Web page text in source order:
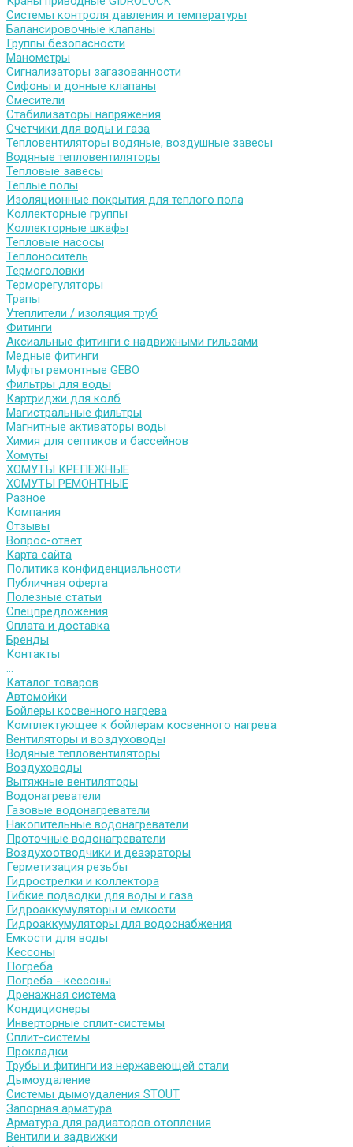
Системы контроля давления и температуры
Балансировочные клапаны
Группы безопасности
Манометры
Сигнализаторы загазованности
Сифоны и донные клапаны
Смесители
Стабилизаторы напряжения
Счетчики для воды и газа
Тепловентиляторы водяные, воздушные завесы
Водяные тепловентиляторы
Тепловые завесы
Теплые полы
Изоляционные покрытия для теплого пола
Коллекторные группы
Коллекторные шкафы
Тепловые насосы
Теплоноситель
Термоголовки
Терморегуляторы
Трапы
Утеплители / изоляция труб
Фитинги
Аксиальные фитинги с надвижными гильзами
Медные фитинги
Муфты ремонтные GEBO
Фильтры для воды
Картриджи для колб
Магистральные фильтры
Магнитные активаторы воды
Химия для септиков и бассейнов
Хомуты
ХОМУТЫ КРЕПЕЖНЫЕ
ХОМУТЫ РЕМОНТНЫЕ
Разное
Компания
Отзывы
Вопрос-ответ
Карта сайта
Политика конфиденциальности
Публичная оферта
Полезные статьи
Спецпредложения
Оплата и доставка
Бренды
Контакты
...
Каталог товаров
Автомойки
Бойлеры косвенного нагрева
Комплектующее к бойлерам косвенного нагрева
Вентиляторы и воздуховоды
Водяные тепловентиляторы
Воздуховоды
Вытяжные вентиляторы
Водонагреватели
Газовые водонагреватели
Накопительные водонагреватели
Проточные водонагреватели
Воздухоотводчики и деаэраторы
Герметизация резьбы
Гидрострелки и коллектора
Гибкие подводки для воды и газа
Гидроаккумуляторы и емкости
Гидроаккумуляторы для водоснабжения
Емкости для воды
Кессоны
Погреба
Погреба - кессоны
Дренажная система
Кондиционеры
Инверторные сплит-системы
Сплит-системы
Прокладки
Трубы и фитинги из нержавеющей стали
Дымоудаление
Системы дымоудаления STOUT
Запорная арматура
Арматура для радиаторов отопления
Вентили и задвижки